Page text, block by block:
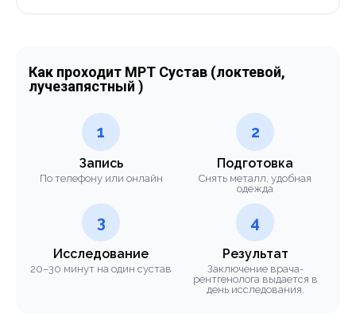
Как проходит МРТ Сустав (локтевой,
лучезапястный )
1
Запись
По телефону или онлайн
2
Подготовка
Снять металл, удобная
одежда
3
Исследование
20–30 минут на один сустав
4
Результат
Заключение врача-
рентгенолога выдается в
день исследования.